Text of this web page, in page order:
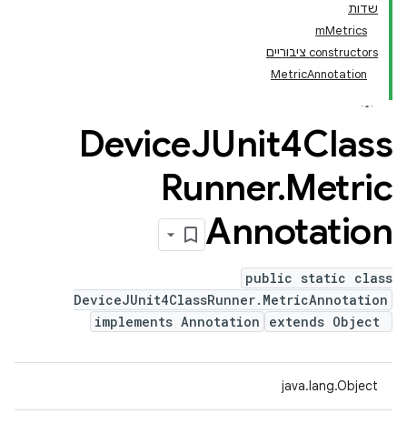
שדות
mMetrics
‫constructors ציבוריים
MetricAnnotation
DeviceJUnit4Class
Runner.Metric
Annotation
public static class
DeviceJUnit4ClassRunner.MetricAnnotation
extends Object
implements Annotation
java.lang.Object